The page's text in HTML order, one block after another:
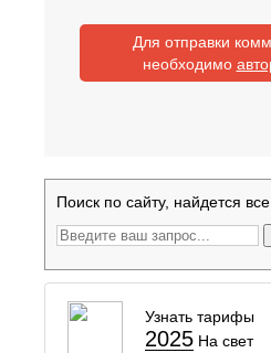
Для отправки
необходимо
Поиск по сайту, найдется все
Узнать тарифы
2025 На свет